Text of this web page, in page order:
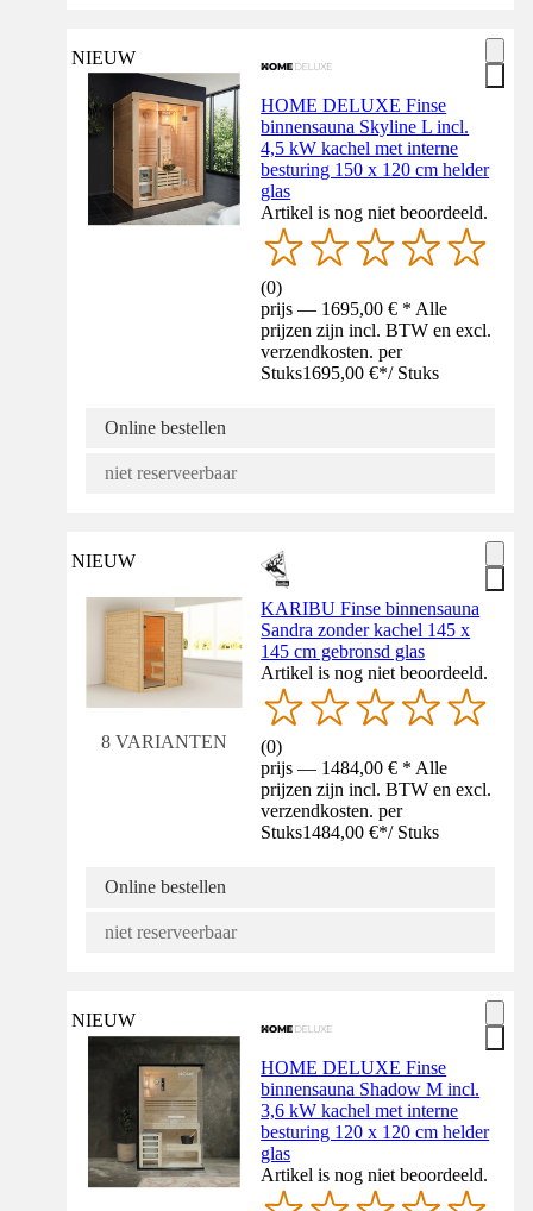
NIEUW
HOME DELUXE Finse
binnensauna Skyline L incl.
4,5 kW kachel met interne
besturing 150 x 120 cm helder
glas
Artikel is nog niet beoordeeld.
(0)
prijs — 1695,00 € * Alle
prijzen zijn incl. BTW en excl.
verzendkosten. per
Stuks1695,00 €*/ Stuks
Online bestellen
niet reserveerbaar
NIEUW
8 VARIANTEN
KARIBU Finse binnensauna
Sandra zonder kachel 145 x
145 cm gebronsd glas
Artikel is nog niet beoordeeld.
(0)
prijs — 1484,00 € * Alle
prijzen zijn incl. BTW en excl.
verzendkosten. per
Stuks1484,00 €*/ Stuks
Online bestellen
niet reserveerbaar
NIEUW
HOME DELUXE Finse
binnensauna Shadow M incl.
3,6 kW kachel met interne
besturing 120 x 120 cm helder
glas
Artikel is nog niet beoordeeld.